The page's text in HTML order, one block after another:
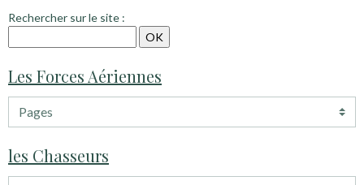
Rechercher sur le site :
Les Forces Aériennes
les Chasseurs